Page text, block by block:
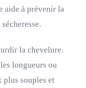
aide à prévenir la
la chevelure.
longueurs ou
plus souples et